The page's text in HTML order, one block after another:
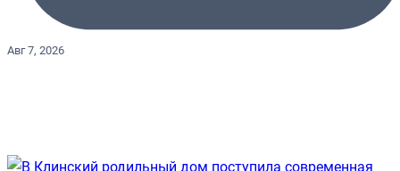
Авг 7, 2026